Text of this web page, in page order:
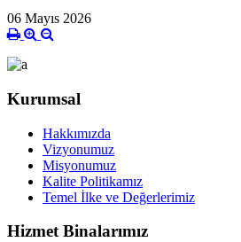
06 Mayıs 2026
Kurumsal
Hakkımızda
Vizyonumuz
Misyonumuz
Kalite Politikamız
Temel İlke ve Değerlerimiz
Hizmet Binalarımız